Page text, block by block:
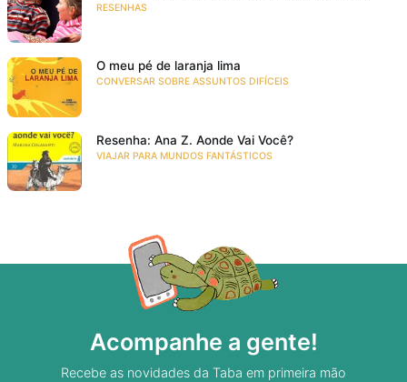
RESENHAS
O meu pé de laranja lima
CONVERSAR SOBRE ASSUNTOS DIFÍCEIS
Resenha: Ana Z. Aonde Vai Você?
VIAJAR PARA MUNDOS FANTÁSTICOS
Acompanhe a gente!
Recebe as novidades da Taba em primeira mão